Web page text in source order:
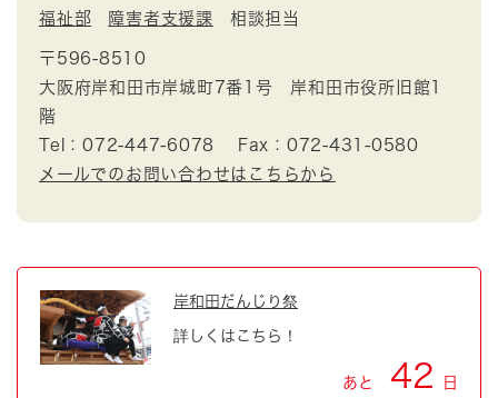
福祉部 障害者支援課 相談担当
〒596-8510
大阪府岸和田市岸城町7番1号 岸和田市役所旧館1
階
Tel：072-447-6078
Fax：072-431-0580
メールでのお問い合わせはこちらから
岸和田だんじり祭
詳しくはこちら！
あと 42 日